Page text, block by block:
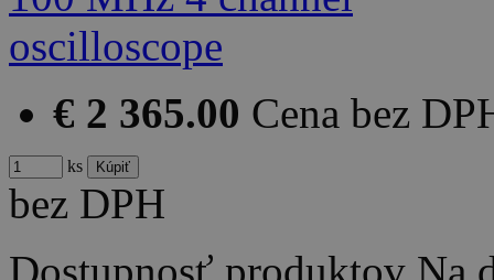
€ 2 365.00 Cena bez
ks
bez DPH
Dostupnosť produktov Na